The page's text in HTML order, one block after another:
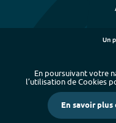
Plan du site
Mentions légales et données
En poursuivant votre
l’utilisation de Cookies
En savoir